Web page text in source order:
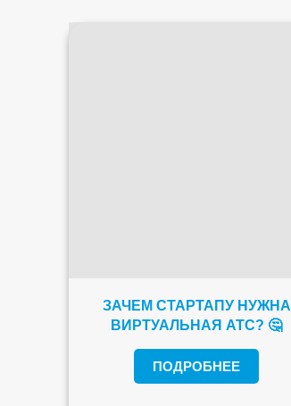
ЗАЧЕМ СТАРТАПУ НУЖНА
ВИРТУАЛЬНАЯ АТС? 🤔
ПОДРОБНЕЕ